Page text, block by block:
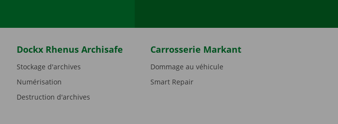
Dockx Rhenus Archisafe
Stockage d'archives
Numérisation
Destruction d'archives
Carrosserie Markant
Dommage au véhicule
Smart Repair